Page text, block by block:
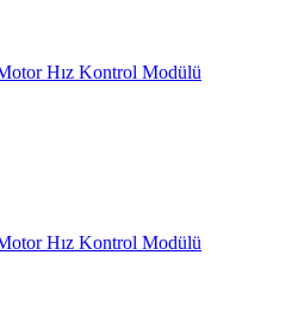
Hız Kontrol Modülü
Hız Kontrol Modülü